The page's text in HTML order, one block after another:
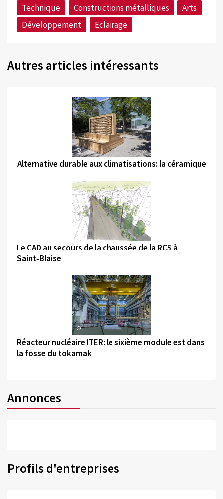
Technique
Constructions métalliques
Arts
Développement
Eclairage
Autres articles intéressants
©
Alternative durable aux climatisations: la céramique
©
Le CAD au secours de la chaussée de la RC5 à
Saint‑Blaise
©
Réacteur nucléaire ITER: le sixième module est dans
la fosse du tokamak
Annonces
Profils d'entreprises